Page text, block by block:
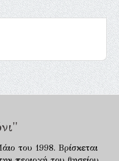
του 1998. Βρίσκεται